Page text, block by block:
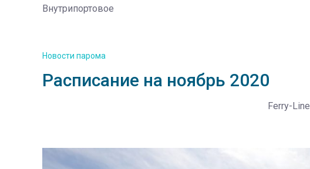
Внутрипортовое
Новости парома
Расписание на ноябрь 2020
Ferry-Line